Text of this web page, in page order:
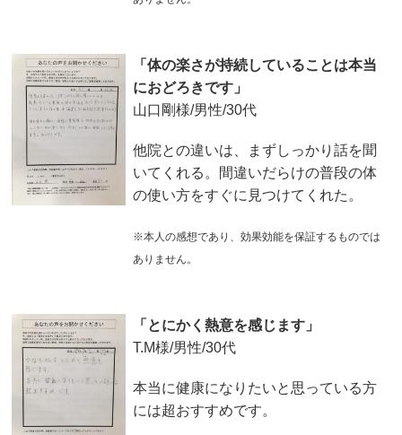
「体の楽さが持続していることは本当
におどろきです」
山口剛様/男性/30代
他院との違いは、まずしっかり話を聞
いてくれる。間違いだらけの普段の体
の使い方をすぐに見つけてくれた。
※本人の感想であり、効果効能を保証するものでは
ありません。
「とにかく熱意を感じます」
T.M様/男性/30代
本当に健康になりたいと思っている方
には超おすすめです。